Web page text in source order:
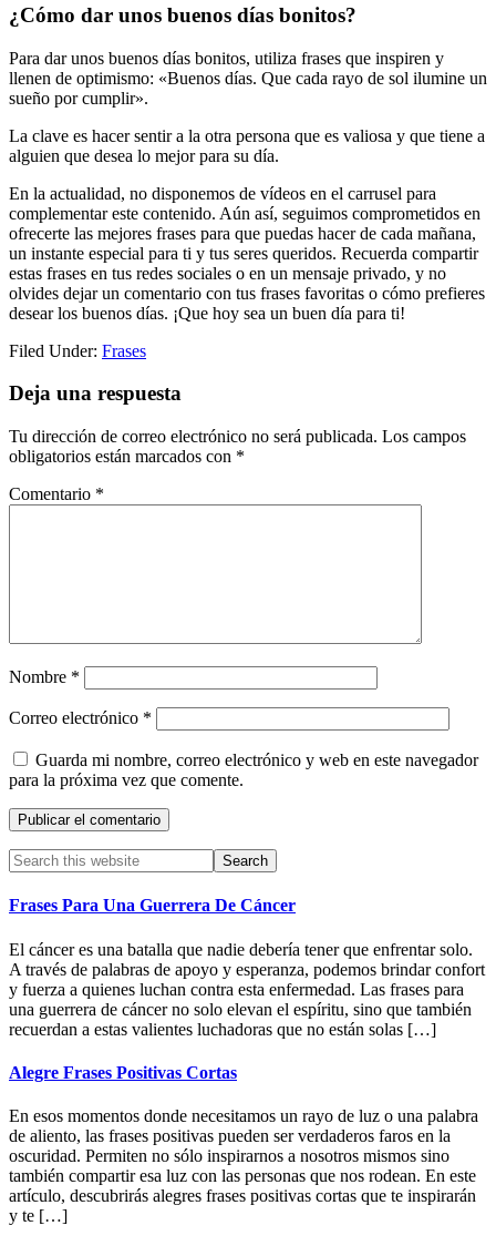
¿Cómo dar unos buenos días bonitos?
Para dar unos buenos días bonitos, utiliza frases que inspiren y
llenen de optimismo: «Buenos días. Que cada rayo de sol ilumine un
sueño por cumplir».
La clave es hacer sentir a la otra persona que es valiosa y que tiene a
alguien que desea lo mejor para su día.
En la actualidad, no disponemos de vídeos en el carrusel para
complementar este contenido. Aún así, seguimos comprometidos en
ofrecerte las mejores frases para que puedas hacer de cada mañana,
un instante especial para ti y tus seres queridos. Recuerda compartir
estas frases en tus redes sociales o en un mensaje privado, y no
olvides dejar un comentario con tus frases favoritas o cómo prefieres
desear los buenos días. ¡Que hoy sea un buen día para ti!
Filed Under: Frases
Reader
Interactions
Deja una respuesta
Tu dirección de correo electrónico no será publicada. Los campos
obligatorios están marcados con *
Comentario *
Nombre *
Correo electrónico *
Guarda mi nombre, correo electrónico y web en este navegador
para la próxima vez que comente.
Primary
Sidebar
Search
this
website
Frases Para Una Guerrera De Cáncer
El cáncer es una batalla que nadie debería tener que enfrentar solo.
A través de palabras de apoyo y esperanza, podemos brindar confort
y fuerza a quienes luchan contra esta enfermedad. Las frases para
una guerrera de cáncer no solo elevan el espíritu, sino que también
recuerdan a estas valientes luchadoras que no están solas […]
Alegre Frases Positivas Cortas
En esos momentos donde necesitamos un rayo de luz o una palabra
de aliento, las frases positivas pueden ser verdaderos faros en la
oscuridad. Permiten no sólo inspirarnos a nosotros mismos sino
también compartir esa luz con las personas que nos rodean. En este
artículo, descubrirás alegres frases positivas cortas que te inspirarán
y te […]